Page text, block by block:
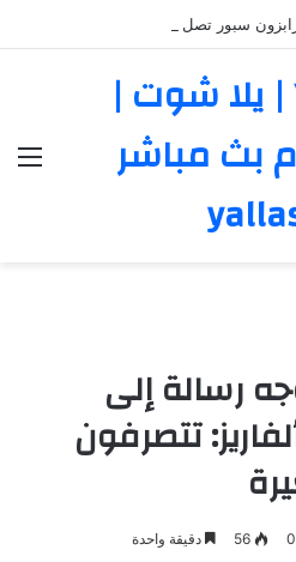
Yalla Shoot | يلا شوت |
بث مباشر
رسالة إلى
تتصرفون
0
56 دقيقة واحدة